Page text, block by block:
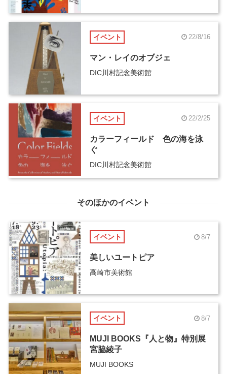
イベント 22/8/16
マン・レイのオブジェ
DIC川村記念美術館
イベント 22/2/25
カラーフィールド 色の海を泳
ぐ
DIC川村記念美術館
そのほかのイベント
イベント 8/7
美しいユートピア
高崎市美術館
イベント 8/7
MUJI BOOKS『人と物』特別展
宮脇綾子
MUJI BOOKS